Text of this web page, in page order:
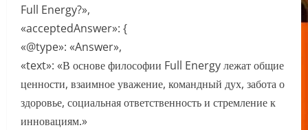
Full Energy?»,
«acceptedAnswer»: {
«@type»: «Answer»,
«text»: «В основе философии Full Energy лежат общие
ценности, взаимное уважение, командный дух, забота о
здоровье, социальная ответственность и стремление к
инновациям.»